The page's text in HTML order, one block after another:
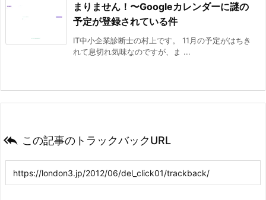
まりません！〜Googleカレンダーに謎の
予定が登録されている件
IT中小企業診断士の村上です。 11月の予定がはちき
れて息切れ気味なのですが、ま ...
 この記事のトラックバックURL